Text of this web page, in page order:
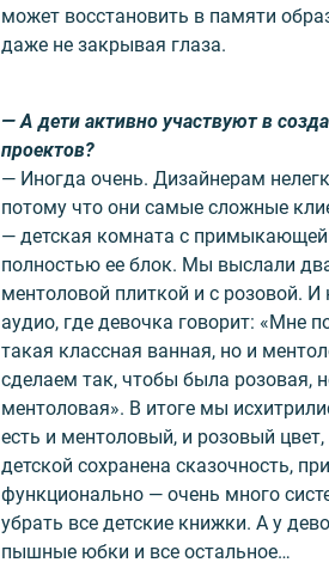
может восстановить в памяти
даже не закрывая глаза.
— А дети активно участвуют в
проектов?
— Иногда очень. Дизайнерам
потому что они самые сложные
— детская комната с
полностью ее блок. Мы выслали
ментоловой плиткой и с розовой.
аудио, где девочка говорит: «Мне
такая классная ванная, но и
сделаем так, чтобы была розовая,
ментоловая». В итоге мы
есть и ментоловый, и розовый цвет,
детской сохранена сказочность,
функционально — очень много
убрать все детские книжки. А у
пышные юбки и все остальное…